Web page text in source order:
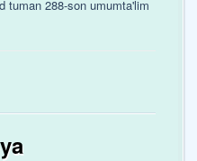
tuman 288-son umumta'lim